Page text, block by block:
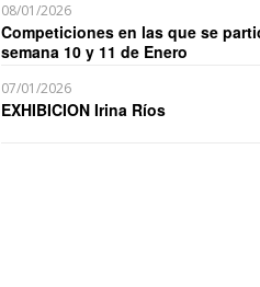
08/01/2026
Competiciones en las que se
semana 10 y 11 de Enero
07/01/2026
EXHIBICION Irina Ríos